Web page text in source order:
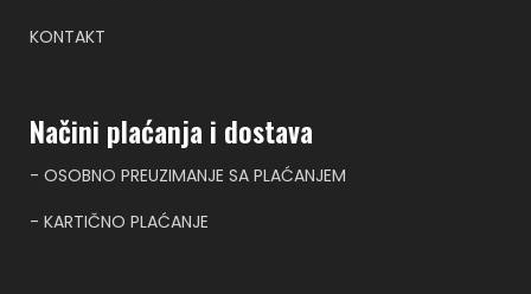
KONTAKT
Načini plaćanja i dostava
- OSOBNO PREUZIMANJE SA PLAĆANJEM
- KARTIČNO PLAĆANJE